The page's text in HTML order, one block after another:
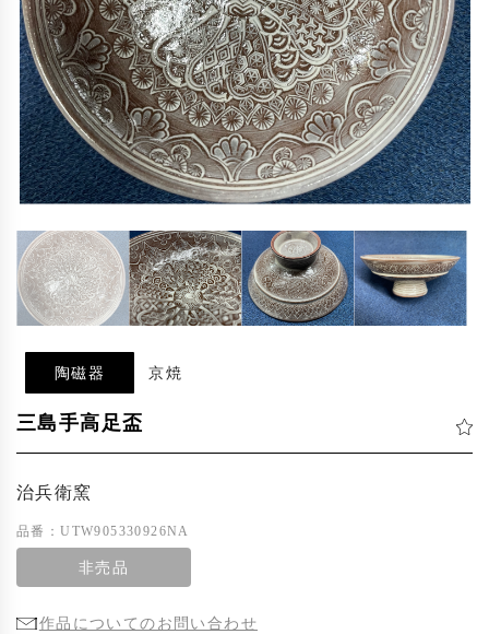
陶磁器 京焼
三島手高足盃
治兵衛窯
品番：UTW905330926NA
非売品
作品についてのお問い合わせ